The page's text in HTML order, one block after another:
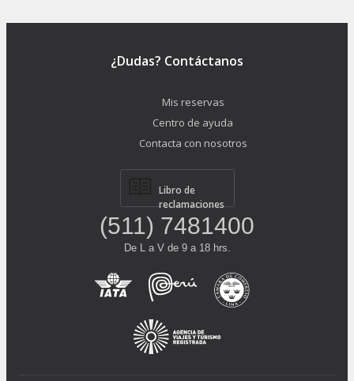
¿Dudas? Contáctanos
Mis reservas
Centro de ayuda
Contacta con nosotros
Libro de
reclamaciones
(511) 7481400
De L a V de 9 a 18 hrs.